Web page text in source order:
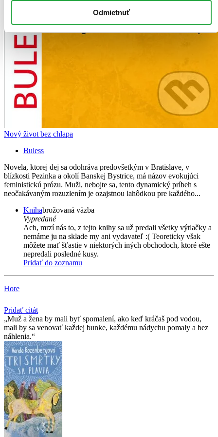
Odmietnuť
Nový život bez chlapa
Buless
Novela, ktorej dej sa odohráva predovšetkým v Bratislave, v
blízkosti Pezinka a okolí Banskej Bystrice, má názov evokujúci
feministickú prózu. Muži, nebojte sa, tento dynamický príbeh s
neočakávaným rozuzlením je ozajstnou lahôdkou pre každého...
Knihabrožovaná väzba
Vypredané
Ach, mrzí nás to, z tejto knihy sa už predali všetky výtlačky a
nemáme ju na sklade my ani vydavateľ :( Teoreticky však
môžete mať šťastie v niektorých iných obchodoch, ktoré ešte
nepredali posledné kusy.
Pridať do zoznamu
Hore
Pridať citát
Muž a žena by mali byť spomalení, ako keď kráčaš pod vodou,
mali by sa venovať každej bunke, každému nádychu pomaly a bez
náhlenia.